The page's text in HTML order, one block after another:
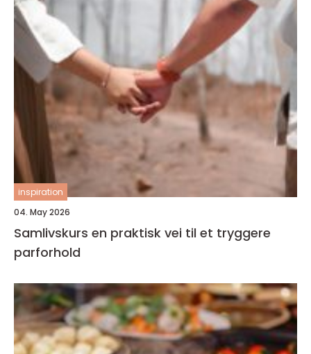
inspiration
04. May 2026
Samlivskurs en praktisk vei til et tryggere
parforhold